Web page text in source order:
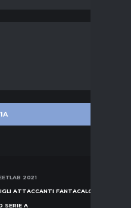
2021
ATTACCANTI FANTACALCIO SERIE A
SERIE A